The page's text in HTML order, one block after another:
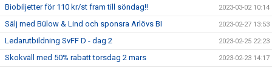
Biobiljetter för 110 kr/st fram till söndag!! 2023-03-02 10:14
Sälj med Bülow & Lind och sponsra Arlövs BI 2023-02-27 13:53
Ledarutbildning SvFF D - dag 2 2023-02-25 22:23
Skokväll med 50% rabatt torsdag 2 mars 2023-02-23 14:17